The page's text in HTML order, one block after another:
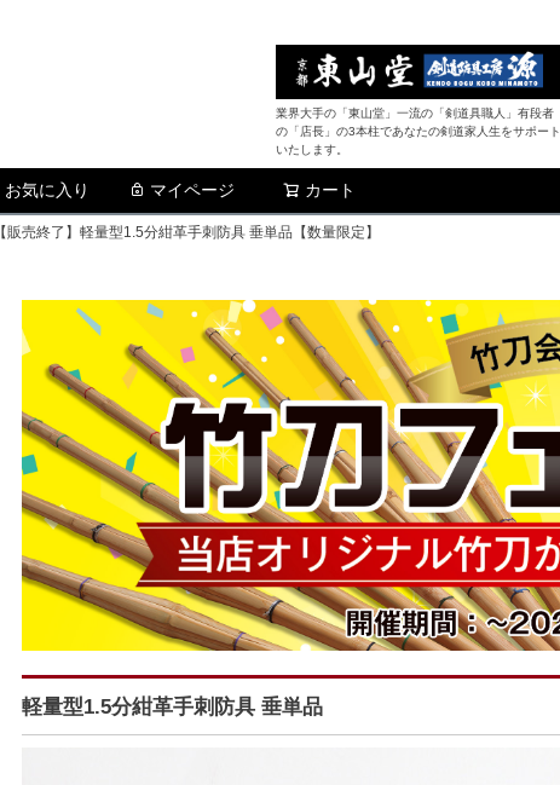
業界大手の「東山堂」一流の「剣道具職人」有段者
の「店長」の3本柱であなたの剣道家人生をサポート
いたします。
お気に入り マイページ カート
【販売終了】軽量型1.5分紺革手刺防具 垂単品【数量限定】
軽量型1.5分紺革手刺防具 垂単品